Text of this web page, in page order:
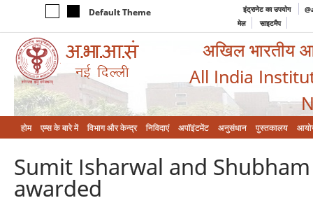
Default Theme इंट्रानेट का उपयोग
मेल
साइटमैप
अखिल भारतीय
All India
होम एम्‍स के बारे में विभाग और केन्‍द्र निविदाएं अपॉइंटमेंट अनुसंधान पुस्तकालय
Sumit Isharwal and
awarded